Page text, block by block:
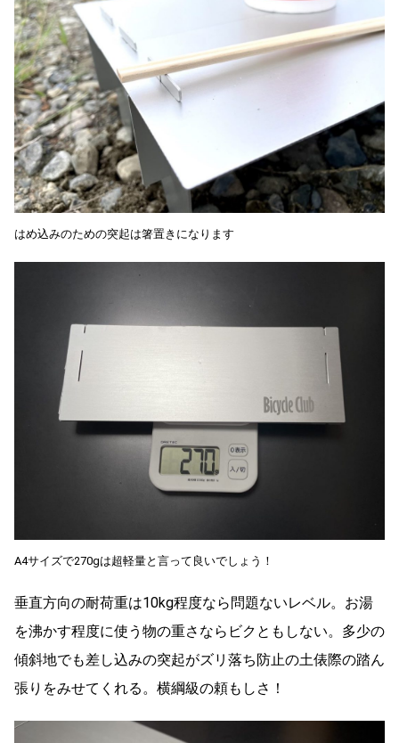
はめ込みのための突起は箸置きになります
A4サイズで270gは超軽量と言って良いでしょう！
垂直方向の耐荷重は10kg程度なら問題ないレベル。お湯
を沸かす程度に使う物の重さならビクともしない。多少の
傾斜地でも差し込みの突起がズリ落ち防止の土俵際の踏ん
張りをみせてくれる。横綱級の頼もしさ！